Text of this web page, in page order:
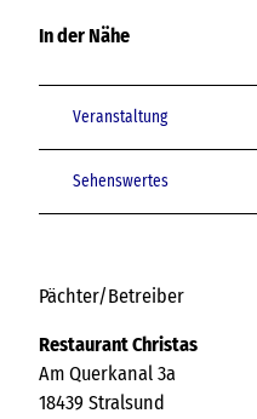
In der Nähe
Veranstaltung
Sehenswertes
Pächter/Betreiber
Restaurant Christas
Am Querkanal 3a
18439 Stralsund